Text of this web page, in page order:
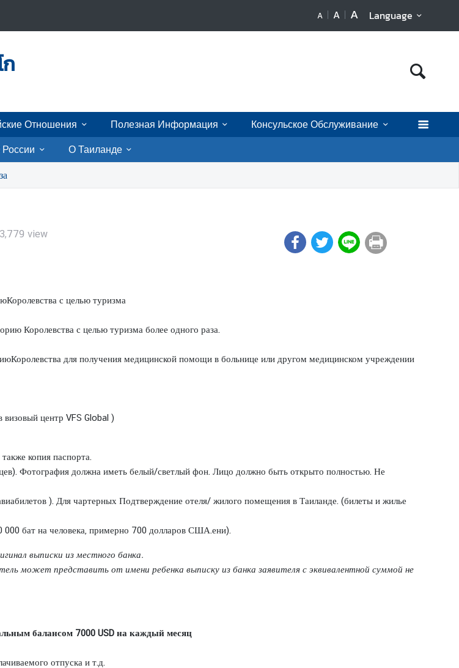
A A A Language
Отношения Полезная Информация
Консульское Обслуживание
О Таиланде
view
с целью туризма
Королевства с целью туризма более одного раза.
для получения медицинской помощи в больнице или другом медицинском учреждении
центр VFS Global )
копия паспорта.
Фотография должна иметь белый/светлый фон. Лицо должно быть открыто полностью. Не
). Для чартерных Подтверждение отеля/ жилого помещения в Таиланде. (билеты и жилье
000 бат на человека, примерно 700 долларов США.ени).
выписки из местного банка.
может представить от имени ребенка выписку из банка заявителя с эквивалентной суммой не
балансом 7000 USD на каждый месяц
отпуска и т.д.